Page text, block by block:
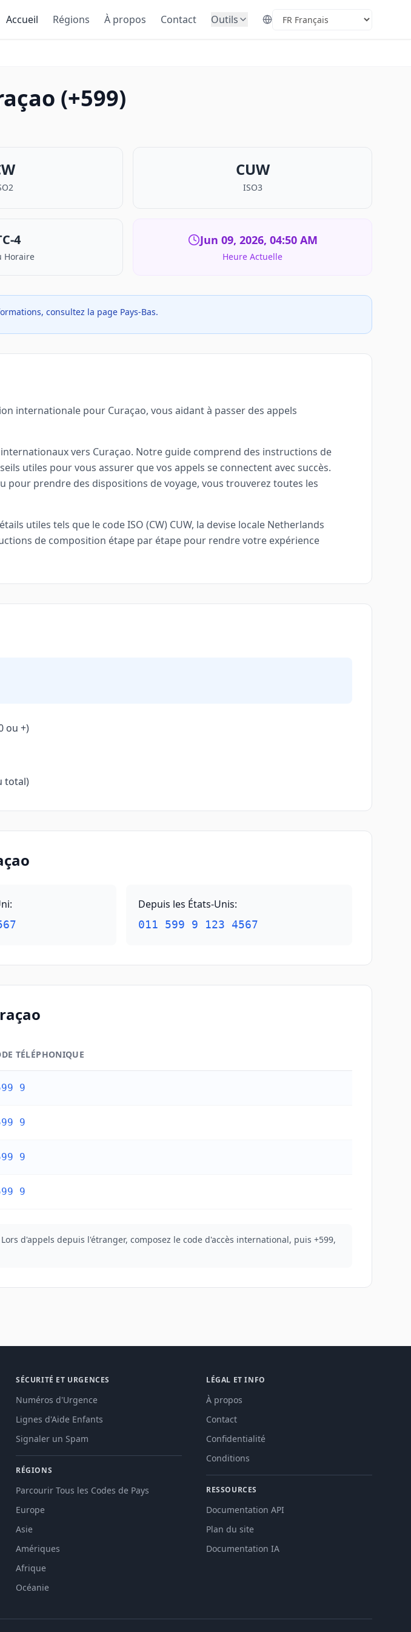
Accueil Régions À propos Contact Outils Select Language
(+599)
CUW
ISO3
4
Horaire
Jun 09, 2026, 04:50 AM
Heure Actuelle
consultez la page Pays-Bas.
internationale pour Curaçao, vous aidant à passer des appels
vers Curaçao. Notre guide comprend des instructions de
utiles pour vous assurer que vos appels se connectent avec succès.
pour prendre des dispositions de voyage, vous trouverez toutes les
utiles tels que le code ISO (CW) CUW, la devise locale Netherlands
de composition étape par étape pour rendre votre expérience
ou +)
total)
: Depuis les États-Unis:
011 599 9 123 4567
TÉLÉPHONIQUE
9
9
9
9
d'appels depuis l'étranger, composez le code d'accès international, puis +599,
SÉCURITÉ ET URGENCES
Numéros d'Urgence
Lignes d'Aide Enfants
Signaler un Spam
RÉGIONS
Parcourir Tous les Codes de Pays
Europe
Asie
Amériques
Afrique
Océanie
LÉGAL ET INFO
À propos
Contact
Confidentialité
Conditions
RESSOURCES
Documentation API
Plan du site
Documentation IA